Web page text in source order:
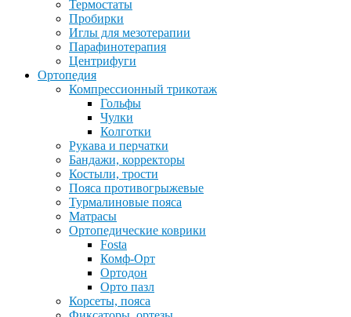
Термостаты
Пробирки
Иглы для мезотерапии
Парафинотерапия
Центрифуги
Ортопедия
Компрессионный трикотаж
Гольфы
Чулки
Колготки
Рукава и перчатки
Бандажи, корректоры
Костыли, трости
Пояса противогрыжевые
Турмалиновые пояса
Матрасы
Ортопедические коврики
Fosta
Комф-Орт
Ортодон
Орто пазл
Корсеты, пояса